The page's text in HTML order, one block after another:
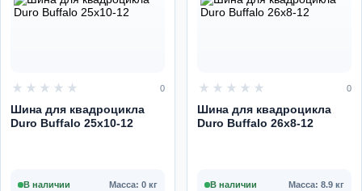
0
Шина для квадроцикла
Duro Buffalo 25x10-12
В наличии Масса: 0 кг
0
Шина для квадроцикла
Duro Buffalo 26x8-12
В наличии Масса: 8.9 кг